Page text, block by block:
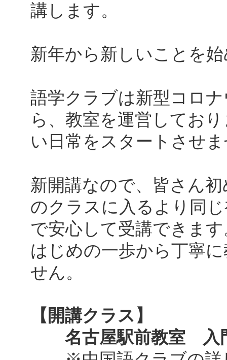
講します。
新年から新しいことを
語学クラブは新型コロ
ら、教室を運営してお
い日常をスタートさせ
新開講なので、皆さん
のクラスに入るより同
で安心して受講できます
はじめの一歩から丁寧
せん。
【開講クラス】
名古屋駅前教室 入